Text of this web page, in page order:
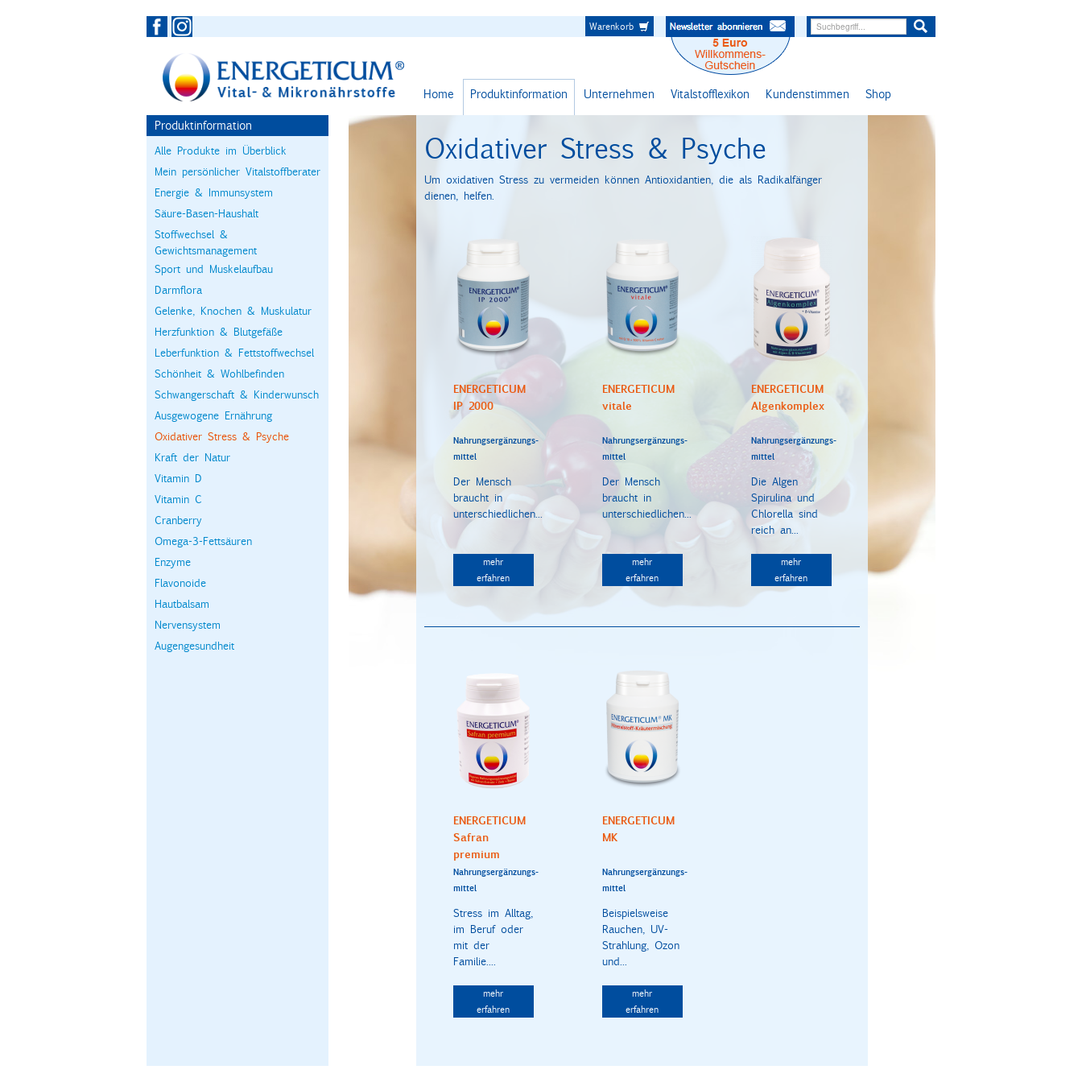
Warenkorb
Home Produktinformation Unternehmen Vitalstofflexikon Kundenstimmen Shop
Produktinformation
Alle Produkte im Überblick
Mein persönlicher Vitalstoffberater
Energie & Immunsystem
Säure-Basen-Haushalt
Stoffwechsel &
Gewichtsmanagement
Sport und Muskelaufbau
Darmflora
Gelenke, Knochen & Muskulatur
Herzfunktion & Blutgefäße
Leberfunktion & Fettstoffwechsel
Schönheit & Wohlbefinden
Schwangerschaft & Kinderwunsch
Ausgewogene Ernährung
Oxidativer Stress & Psyche
Kraft der Natur
Vitamin D
Vitamin C
Cranberry
Omega-3-Fettsäuren
Enzyme
Flavonoide
Hautbalsam
Nervensystem
Augengesundheit
Oxidativer Stress & Psyche
Um oxidativen Stress zu vermeiden können Antioxidantien, die als Radikalfänger
dienen, helfen.
ENERGETICUM
IP 2000
Nahrungsergänzungs-
mittel
Der Mensch
braucht in
unterschiedlichen...
mehr
erfahren
ENERGETICUM
vitale
Nahrungsergänzungs-
mittel
Der Mensch
braucht in
unterschiedlichen...
mehr
erfahren
ENERGETICUM
Algenkomplex
Nahrungsergänzungs-
mittel
Die Algen
Spirulina und
Chlorella sind
reich an...
mehr
erfahren
ENERGETICUM
Safran
premium
Nahrungsergänzungs-
mittel
Stress im Alltag,
im Beruf oder
mit der
Familie....
mehr
erfahren
ENERGETICUM
MK
Nahrungsergänzungs-
mittel
Beispielsweise
Rauchen, UV-
Strahlung, Ozon
und...
mehr
erfahren